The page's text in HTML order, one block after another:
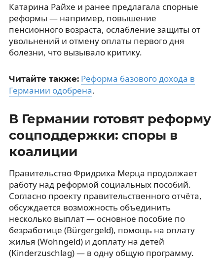
Катарина Райхе и ранее предлагала спорные
реформы — например, повышение
пенсионного возраста, ослабление защиты от
увольнений и отмену оплаты первого дня
болезни, что вызывало критику.
Читайте также: Реформа базового дохода в
Германии одобрена.
В Германии готовят реформу
соцподдержки: споры в
коалиции
Правительство Фридриха Мерца продолжает
работу над реформой социальных пособий.
Согласно проекту правительственного отчёта,
обсуждается возможность объединить
несколько выплат — основное пособие по
безработице (Bürgergeld), помощь на оплату
жилья (Wohngeld) и доплату на детей
(Kinderzuschlag) — в одну общую программу.